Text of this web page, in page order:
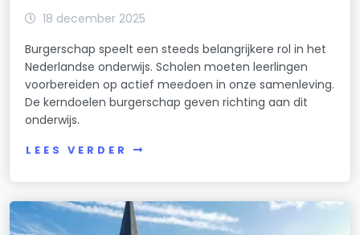
18 december 2025
Burgerschap speelt een steeds belangrijkere rol in het
Nederlandse onderwijs. Scholen moeten leerlingen
voorbereiden op actief meedoen in onze samenleving.
De kerndoelen burgerschap geven richting aan dit
onderwijs.
LEES VERDER